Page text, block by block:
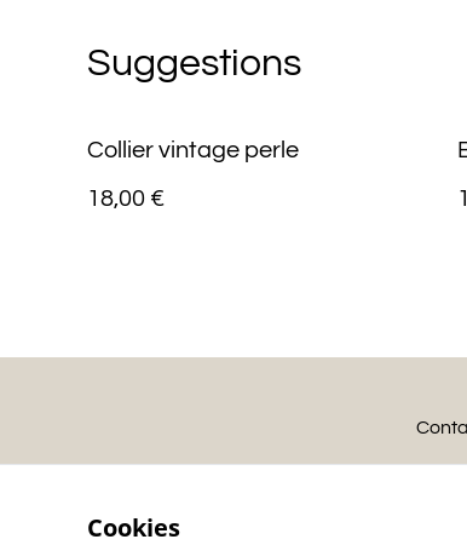
Suggestions
Collier vintage perle
18,00 €
Cookies